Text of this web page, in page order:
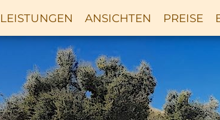
LEISTUNGEN ANSICHTEN PREISE